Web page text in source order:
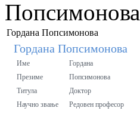
Попсимонова
Гордана Попсимонова
Гордана Попсимонова
Име
Гордана
Презиме
Попсимонова
Титула
Доктор
Научно звање
Редовен професор